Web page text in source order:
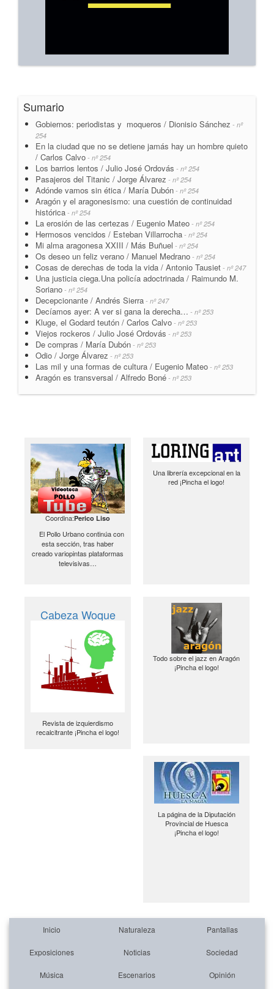
Sumario
Gobiernos: periodistas y moqueros / Dionisio Sánchez - nº
254
En la ciudad que no se detiene jamás hay un hombre quieto
/ Carlos Calvo - nº 254
Los barrios lentos / Julio José Ordovás - nº 254
Pasajeros del Titanic / Jorge Álvarez - nº 254
Adónde vamos sin ética / María Dubón - nº 254
Aragón y el aragonesismo: una cuestión de continuidad
histórica - nº 254
La erosión de las certezas / Eugenio Mateo - nº 254
Hermosos vencidos / Esteban Villarrocha - nº 254
Mi alma aragonesa XXIII / Más Buñuel - nº 254
Os deseo un feliz verano / Manuel Medrano - nº 254
Cosas de derechas de toda la vida / Antonio Tausiet - nº 247
Una justicia ciega.Una policía adoctrinada / Raimundo M.
Soriano - nº 254
Decepcionante / Andrés Sierra - nº 247
Decíamos ayer: A ver si gana la derecha… - nº 253
Kluge, el Godard teutón / Carlos Calvo - nº 253
Viejos rockeros / Julio José Ordovás - nº 253
De compras / María Dubón - nº 253
Odio / Jorge Álvarez - nº 253
Las mil y una formas de cultura / Eugenio Mateo - nº 253
Aragón es transversal / Alfredo Boné - nº 253
Coordina:Perico Liso
El Pollo Urbano continúa con
esta sección, tras haber
creado variopintas plataformas
televisivas…
Una librería excepcional en la
red ¡Pincha el logo!
Cabeza Woque
Revista de izquierdismo
recalcitrante ¡Pincha el logo!
Todo sobre el jazz en Aragón
¡Pincha el logo!
La página de la Diputación
Provincial de Huesca
¡Pincha el logo!
Inicio Naturaleza Pantallas
Exposiciones Noticias Sociedad
Música Escenarios Opinión